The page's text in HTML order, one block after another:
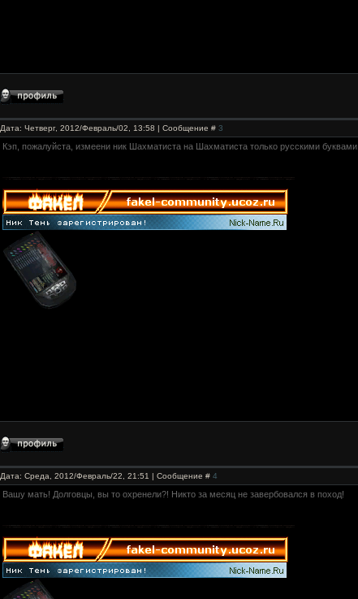
Дата: Четверг, 2012/Февраль/02, 13:58 | Сообщение # 3
Кэп, пожалуйста, измеени ник Шахматиста на Шахматиста только русскими буквами.
Дата: Среда, 2012/Февраль/22, 21:51 | Сообщение # 4
Вашу мать! Долговцы, вы то охренели?! Никто за месяц не завербовался в поход!